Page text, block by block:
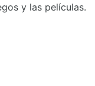
y las películas.